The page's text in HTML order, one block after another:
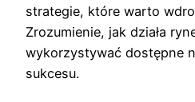
strategie, które warto
Zrozumienie, jak działa
wykorzystywać dostępne
sukcesu.